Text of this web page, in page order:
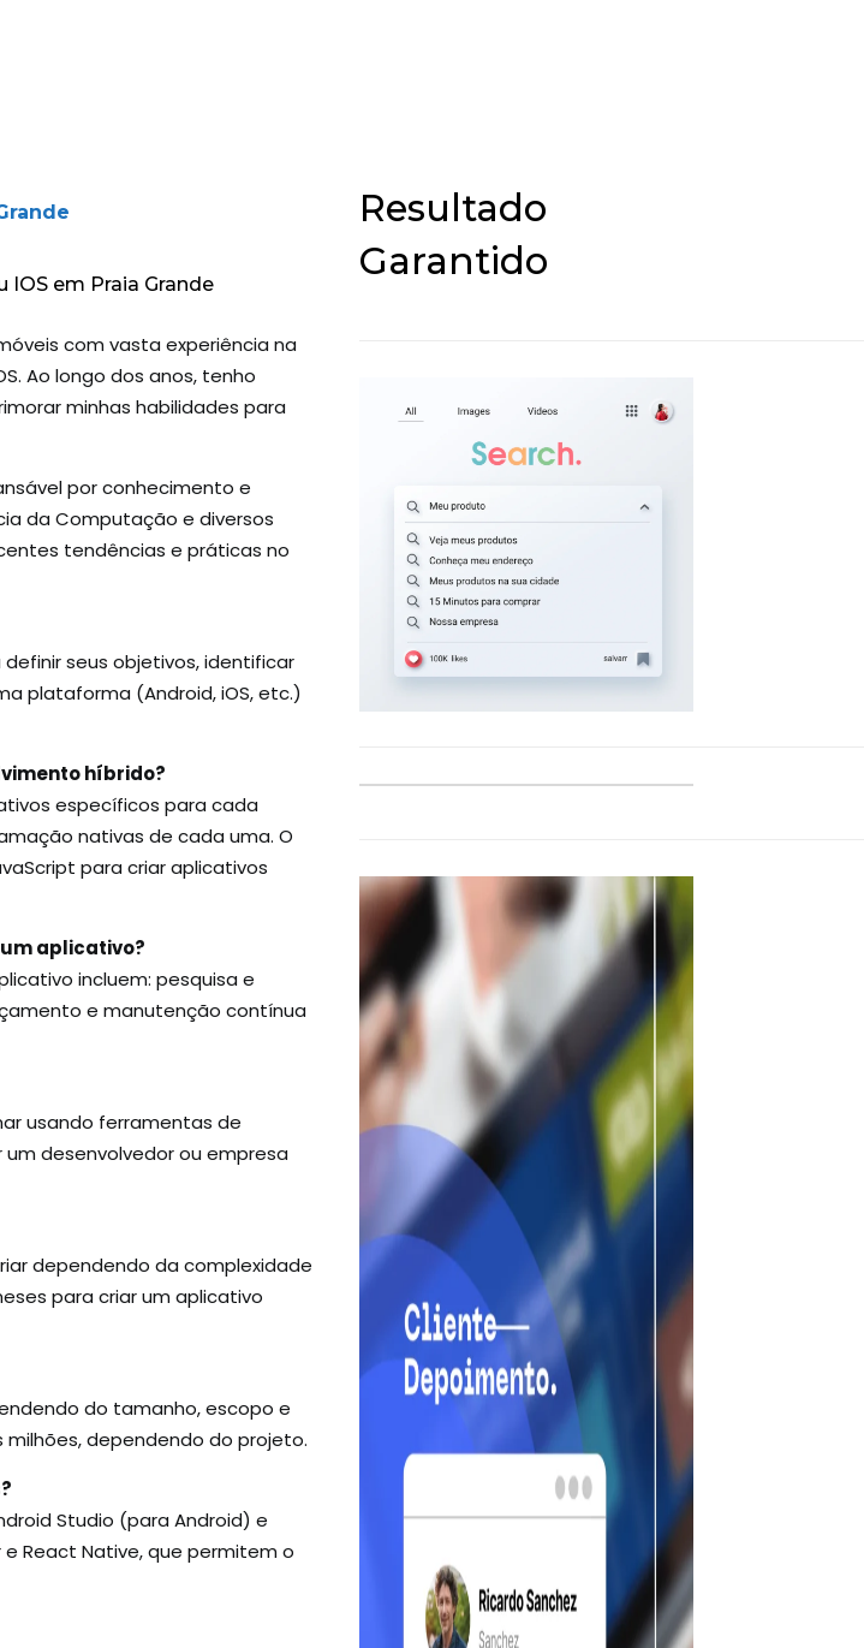
em Praia Grande
com vasta experiência na
Ao longo dos anos, tenho
minhas habilidades para
por conhecimento e
da Computação e diversos
tendências e práticas no
seus objetivos, identificar
plataforma (Android, iOS, etc.)
híbrido?
específicos para cada
nativas de cada uma. O
para criar aplicativos
aplicativo?
incluem: pesquisa e
e manutenção contínua
usando ferramentas de
desenvolvedor ou empresa
dependendo da complexidade
para criar um aplicativo
do tamanho, escopo e
milhões, dependendo do projeto.
Studio (para Android) e
React Native, que permitem o
Resultado
Garantido